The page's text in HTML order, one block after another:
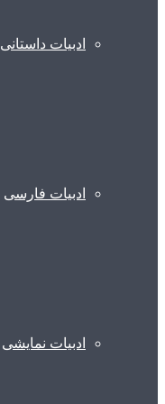
ادبیات داستانی
ادبیات فارسی
ادبیات نمایشی